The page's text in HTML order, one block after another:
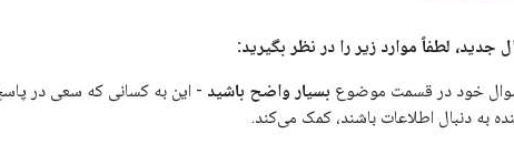
جدید، لطفاً موارد زیر را در نظر بگیرید:
سوال خود در قسمت موضوع بسیار واضح باشید - این به کسانی که سعی در
به دنبال اطلاعات باشند، کمک می‌کند.